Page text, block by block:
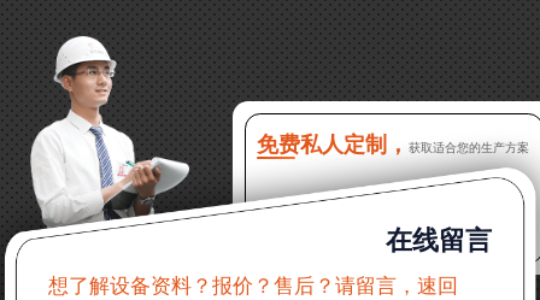
吗？
16分钟前 程先生：破碎生产线出个方案及报价，有什
么售后服务？
22分钟前 郑女士：想了解时产500吨锤破，加工石灰石
31分钟前 吴先生：成套石头破碎设备有吗？给个详细
产品资料
免费私人定制， 获取适合您的生产方案
在线留言
想了解设备资料？报价？售后？请留言，速回